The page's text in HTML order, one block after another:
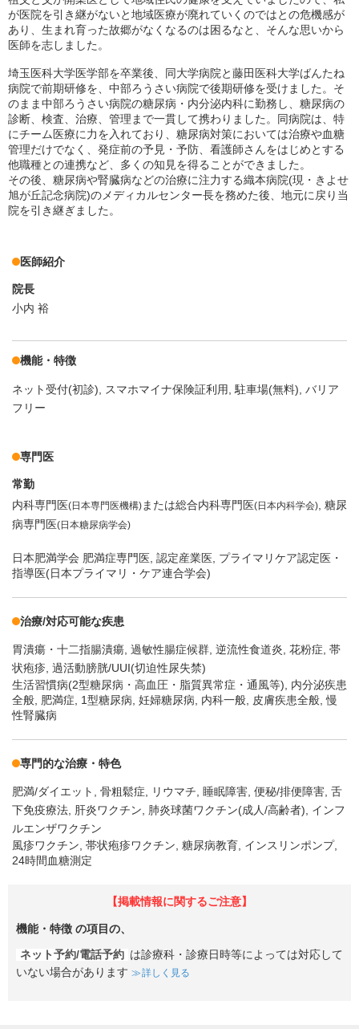
が医院を引き継がないと地域医療が廃れていくのではとの危機感が
あり、生まれ育った故郷がなくなるのは困るなと、そんな思いから
医師を志しました。
埼玉医科大学医学部を卒業後、同大学病院と藤田医科大学ばんたね
病院で前期研修を、中部ろうさい病院で後期研修を受けました。そ
のまま中部ろうさい病院の糖尿病・内分泌内科に勤務し、糖尿病の
診断、検査、治療、管理まで一貫して携わりました。同病院は、特
にチーム医療に力を入れており、糖尿病対策においては治療や血糖
管理だけでなく、発症前の予見・予防、看護師さんをはじめとする
他職種との連携など、多くの知見を得ることができました。
その後、糖尿病や腎臓病などの治療に注力する織本病院(現・きよせ
旭が丘記念病院)のメディカルセンター長を務めた後、地元に戻り当
院を引き継ぎました。
医師紹介
院長
小内 裕
機能・特徴
ネット受付(初診) スマホマイナ保険証利用 駐車場(無料) バリア
フリー
専門医
常勤
内科専門医(日本専門医機構) または総合内科専門医(日本内科学会) 糖尿
病専門医(日本糖尿病学会)
日本肥満学会 肥満症専門医, 認定産業医, プライマリケア認定医・
指導医(日本プライマリ・ケア連合学会)
治療/対応可能な疾患
胃潰瘍・十二指腸潰瘍 過敏性腸症候群 逆流性食道炎 花粉症 帯
状疱疹 過活動膀胱/UUI(切迫性尿失禁)
生活習慣病(2型糖尿病・高血圧・脂質異常症・通風等), 内分泌疾患
全般, 肥満症, 1型糖尿病, 妊婦糖尿病, 内科一般, 皮膚疾患全般, 慢
性腎臓病
専門的な治療・特色
肥満/ダイエット 骨粗鬆症 リウマチ 睡眠障害 便秘/排便障害 舌
下免疫療法 肝炎ワクチン 肺炎球菌ワクチン(成人/高齢者)
インフ
ルエンザワクチン
風疹ワクチン, 帯状疱疹ワクチン, 糖尿病教育, インスリンポンプ,
24時間血糖測定
【掲載情報に関するご注意】
機能・特徴 の項目の、
ネット予約/電話予約 は診療科・診療日時等によっては対応して
いない場合があります
詳しく見る